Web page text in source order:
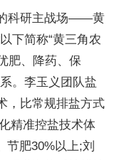
科研主战场——黄
下简称“黄三角农
肥、降药、保
。李玉义团队盐
，比常规排盐方式
精准控盐技术体
节肥30%以上;刘